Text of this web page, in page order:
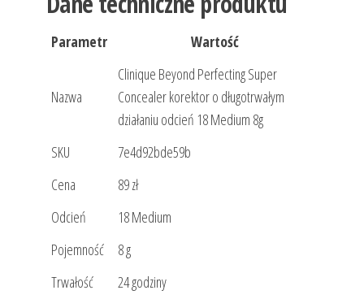
Parametr Wartość
Nazwa
Clinique Beyond Perfecting Super
Concealer korektor o długotrwałym
działaniu odcień 18 Medium 8g
SKU
7e4d92bde59b
Cena
89 zł
Odcień
18 Medium
Pojemność
8 g
Trwałość
24 godziny